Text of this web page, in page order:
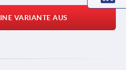
VARIANTE AUS